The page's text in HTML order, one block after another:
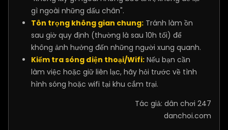
gì ngoài những dấu chân".
Tôn trọng không gian chung: Tránh làm ồn
sau giờ quy định (thường là sau 10h tối) để
không ảnh hưởng đến những người xung quanh.
Kiểm tra sóng điện thoại/Wifi: Nếu bạn cần
làm việc hoặc giữ liên lạc, hãy hỏi trước về tình
hình sóng hoặc wifi tại khu cắm trại.
​Tác giả: dân chơi 247
danchoi.com